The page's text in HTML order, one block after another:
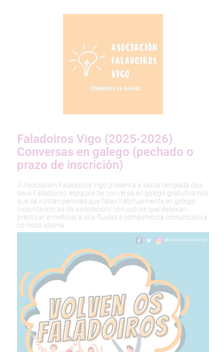
Faladoiros Vigo (2025-2026)
Conversas en galego (pechado o
prazo de inscrición)
A Asociación Faladoiros Vigo presenta a sexta tempada dos
seus Faladoiros, espazos de conversa en galego gratuítos nos
que se xuntan persoas que falan habitualmente en galego
(voluntarios/as da asociación) con outras que desexan
practicar e mellorar a súa fluidez e competencia comunicativa
no noso idioma.